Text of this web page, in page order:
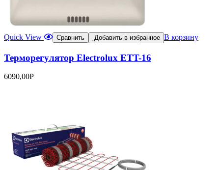
Quick View Сравнить Добавить в избранное В корзину
Терморегулятор Electrolux ETT-16
6090,00Р